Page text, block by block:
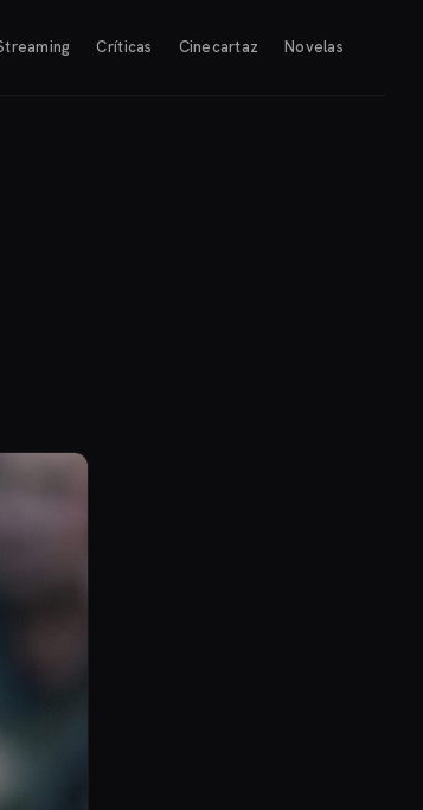
Críticas Cinecartaz Novelas